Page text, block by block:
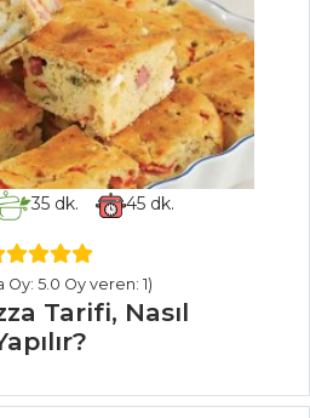
35 dk. 45 dk.
Oy: 5.0 Oy veren: 1)
Tarifi, Nasıl